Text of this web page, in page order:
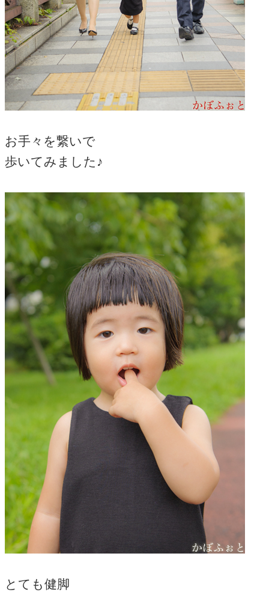
お手々を繋いで
歩いてみました♪
とても健脚